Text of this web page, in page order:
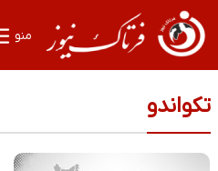
منو
تکواندو